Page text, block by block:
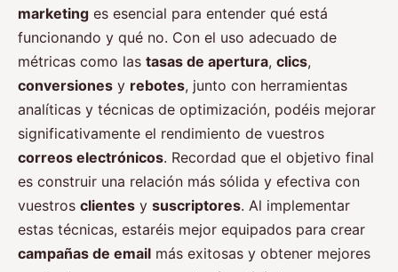
marketing es esencial para entender qué está
funcionando y qué no. Con el uso adecuado de
métricas como las tasas de apertura, clics,
conversiones y rebotes, junto con herramientas
analíticas y técnicas de optimización, podéis mejorar
significativamente el rendimiento de vuestros
correos electrónicos. Recordad que el objetivo final
es construir una relación más sólida y efectiva con
vuestros clientes y suscriptores. Al implementar
estas técnicas, estaréis mejor equipados para crear
campañas de email más exitosas y obtener mejores